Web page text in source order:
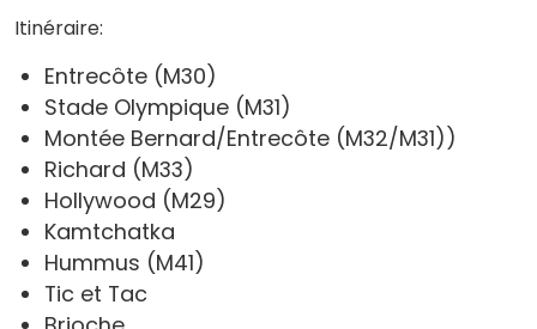
Itinéraire:
Entrecôte (M30)
Stade Olympique (M31)
Montée Bernard/Entrecôte (M32/M31))
Richard (M33)
Hollywood (M29)
Kamtchatka
Hummus (M41)
Tic et Tac